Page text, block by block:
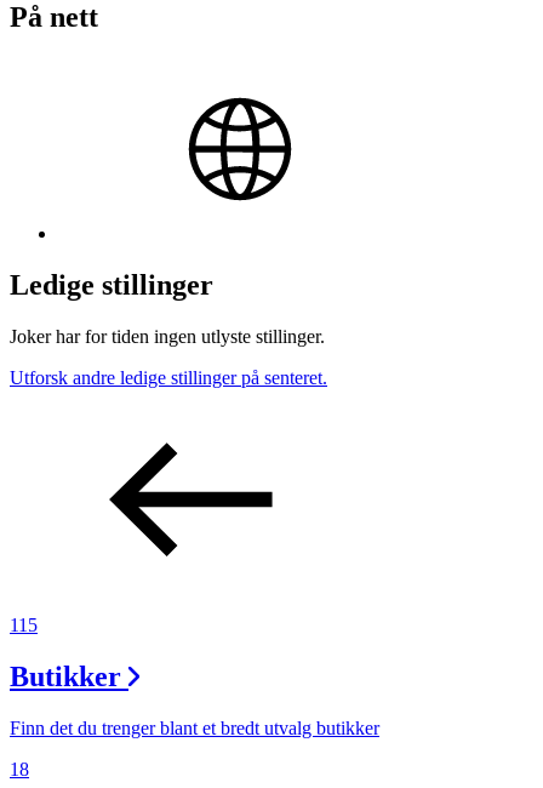
På nett
Ledige stillinger
Joker har for tiden ingen utlyste stillinger.
Utforsk andre ledige stillinger på senteret.
115
Butikker
Finn det du trenger blant et bredt utvalg butikker
18